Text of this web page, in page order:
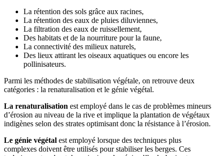
La rétention des sols grâce aux racines,
La rétention des eaux de pluies diluviennes,
La filtration des eaux de ruissellement,
Des habitats et de la nourriture pour la faune,
La connectivité des milieux naturels,
Des lieux attirant les oiseaux aquatiques ou encore les
pollinisateurs.
Parmi les méthodes de stabilisation végétale, on retrouve deux
catégories : la renaturalisation et le génie végétal.
La renaturalisation est employé dans le cas de problèmes mineurs
d’érosion au niveau de la rive et implique la plantation de végétaux
indigènes selon des strates optimisant donc la résistance à l’érosion.
Le génie végétal est employé lorsque des techniques plus
complexes doivent être utilisés pour stabiliser les berges. Ces